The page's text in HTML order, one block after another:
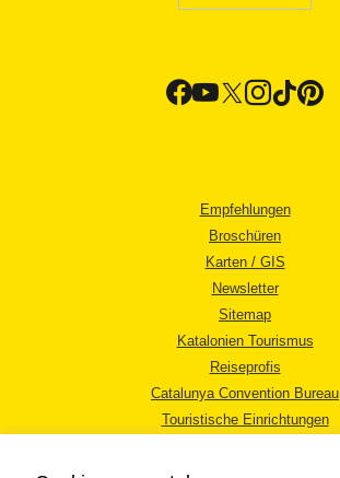
Empfehlungen
Broschüren
Karten / GIS
Newsletter
Sitemap
Katalonien Tourismus
Reiseprofis
Catalunya Convention Bureau
Touristische Einrichtungen